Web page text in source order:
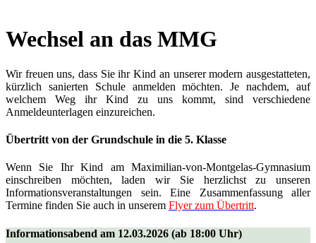
Wechsel an das MMG
Wir freuen uns, dass Sie ihr Kind an unserer modern ausgestatteten,
kürzlich sanierten Schule anmelden möchten. Je nachdem, auf
welchem Weg ihr Kind zu uns kommt, sind verschiedene
Anmeldeunterlagen einzureichen.
Übertritt von der Grundschule in die 5. Klasse
Wenn Sie Ihr Kind am Maximilian-von-Montgelas-Gymnasium
einschreiben möchten, laden wir Sie herzlichst zu unseren
Informationsveranstaltungen sein. Eine Zusammenfassung aller
Termine finden Sie auch in unserem Flyer zum Übertritt.
Informationsabend am 12.03.2026 (ab 18:00 Uhr)